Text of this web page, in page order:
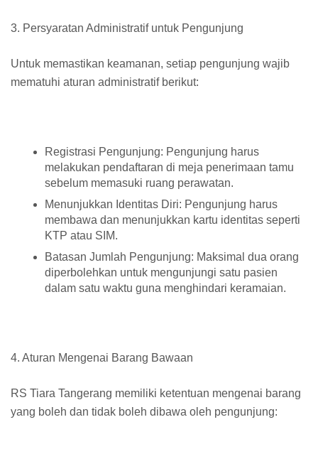
3. Persyaratan Administratif untuk Pengunjung
Untuk memastikan keamanan, setiap pengunjung wajib
mematuhi aturan administratif berikut:
Registrasi Pengunjung: Pengunjung harus
melakukan pendaftaran di meja penerimaan tamu
sebelum memasuki ruang perawatan.
Menunjukkan Identitas Diri: Pengunjung harus
membawa dan menunjukkan kartu identitas seperti
KTP atau SIM.
Batasan Jumlah Pengunjung: Maksimal dua orang
diperbolehkan untuk mengunjungi satu pasien
dalam satu waktu guna menghindari keramaian.
4. Aturan Mengenai Barang Bawaan
RS Tiara Tangerang memiliki ketentuan mengenai barang
yang boleh dan tidak boleh dibawa oleh pengunjung: